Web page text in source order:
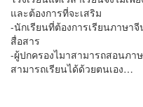
และต้องการที่จะเสริม
-นักเรียนที่ต้องการเรียนภาษา
สื่อสาร
-ผู้ปกครองไมาสามารถสอนภ
สามารถเรียนได้ด้วยตนเอง…